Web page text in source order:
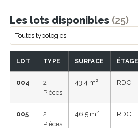
Les lots disponibles (25)
LOT TYPE SURFACE ÉTAGE
004
2
Pièces
43,4 m² RDC
005
2
Pièces
46,5 m² RDC